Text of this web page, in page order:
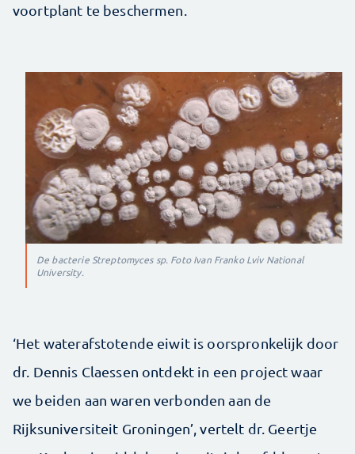
voortplant te beschermen.
De bacterie Streptomyces sp. Foto Ivan Franko Lviv National
University.
‘Het waterafstotende eiwit is oorspronkelijk door
dr. Dennis Claessen ontdekt in een project waar
we beiden aan waren verbonden aan de
Rijksuniversiteit Groningen’, vertelt dr. Geertje